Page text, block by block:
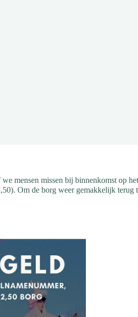
mensen missen bij binnenkomst op
Om de borg weer gemakkelijk